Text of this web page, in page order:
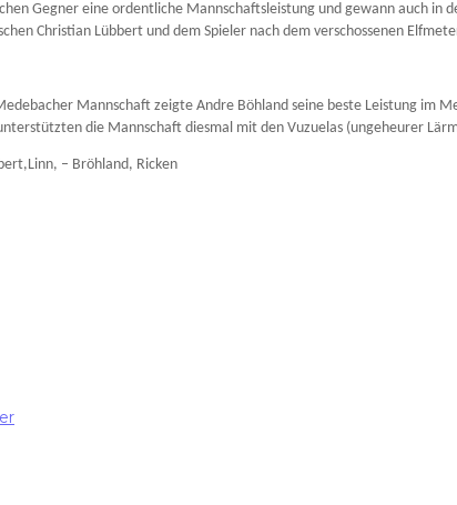
Gegner eine ordentliche Mannschaftsleistung und gewann auch in
Christian Lübbert und dem Spieler nach dem verschossenen
Mannschaft zeigte Andre Böhland seine beste Leistung im
die Mannschaft diesmal mit den Vuzuelas (ungeheurer
– Bröhland, Ricken